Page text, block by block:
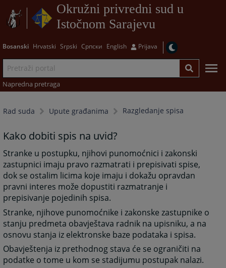
Okružni privredni sud u
Istočnom Sarajevu
Bosanski Hrvatski Srpski Српски English Prijava
Napredna pretraga
Rad suda Upute građanima Razgledanje spisa
Kako dobiti spis na uvid?
Stranke u postupku, njihovi punomoćnici i zakonski
zastupnici imaju pravo razmatrati i prepisivati spise,
dok se ostalim licima koje imaju i dokažu opravdan
pravni interes može dopustiti razmatranje i
prepisivanje pojedinih spisa.
Stranke, njihove punomoćnike i zakonske zastupnike o
stanju predmeta obavještava radnik na upisniku, a na
osnovu stanja iz elektronske baze podataka i spisa.
Obavještenja iz prethodnog stava će se ograničiti na
podatke o tome u kom se stadijumu postupak nalazi.